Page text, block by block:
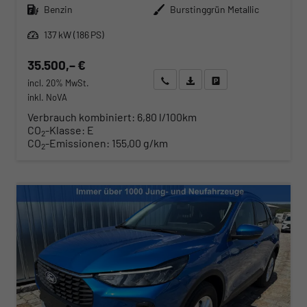
Kraftstoff Benzin Außenfarbe Burstinggrün Metallic
Leistung
137 kW (186 PS)
35.500,– €
incl. 20% MwSt.
inkl. NoVA
Wir rufen Sie anAngebot drucken (PDF)
Verbrauch kombiniert: 6,80 l/100km
CO2-Klasse: E
CO2-Emissionen: 155,00 g/km